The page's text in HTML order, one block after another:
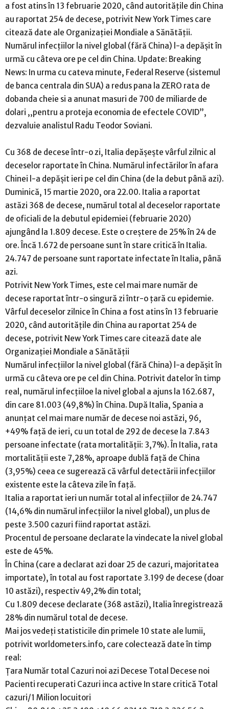
a fost atins în 13 februarie 2020, când autoritățile din China
au raportat 254 de decese, potrivit New York Times care
citează date ale Organizației Mondiale a Sănătății.
Numărul infecțiilor la nivel global (fără China) l-a depășit în
urmă cu câteva ore pe cel din China. Update: Breaking
News: In urma cu cateva minute, Federal Reserve (sistemul
de banca centrala din SUA) a redus pana la ZERO rata de
dobanda cheie si a anunat masuri de 700 de miliarde de
dolari ,,pentru a proteja economia de efectele COVID”,
dezvaluie analistul Radu Teodor Soviani.
Cu 368 de decese într-o zi, Italia depășește vârful zilnic al
deceselor raportate în China. Numărul infectărilor în afara
Chinei l-a depășit ieri pe cel din China (de la debut până azi).
Duminică, 15 martie 2020, ora 22.00. Italia a raportat
astăzi 368 de decese, numărul total al deceselor raportate
de oficiali de la debutul epidemiei (februarie 2020)
ajungând la 1.809 decese. Este o creștere de 25% în 24 de
ore. Încă 1.672 de persoane sunt în stare critică în Italia.
24.747 de persoane sunt raportate infectate în Italia, până
azi.
Potrivit New York Times, este cel mai mare număr de
decese raportat într-o singură zi într-o țară cu epidemie.
Vârful deceselor zilnice în China a fost atins în 13 februarie
2020, când autoritățile din China au raportat 254 de
decese, potrivit New York Times care citează date ale
Organizației Mondiale a Sănătății
Numărul infecțiilor la nivel global (fără China) l-a depășit în
urmă cu câteva ore pe cel din China. Potrivit datelor în timp
real, numărul infecțiiloe la nivel global a ajuns la 162.687,
din care 81.003 (49,8%) în China. După Italia, Spania a
anunțat cel mai mare număr de decese noi astăzi, 96,
+49% față de ieri, cu un total de 292 de decese la 7.843
persoane infectate (rata mortalității: 3,7%). În Italia, rata
mortalității este 7,28%, aproape dublă față de China
(3,95%) ceea ce sugerează că vârful detectării infecțiilor
existente este la câteva zile în față.
Italia a raportat ieri un număr total al infecțiilor de 24.747
(14,6% din numărul infecțiilor la nivel global), un plus de
peste 3.500 cazuri fiind raportat astăzi.
Procentul de persoane declarate la vindecate la nivel global
este de 45%.
În China (care a declarat azi doar 25 de cazuri, majoritatea
importate), în total au fost raportate 3.199 de decese (doar
10 astăzi), respectiv 49,2% din total;
Cu 1.809 decese declarate (368 astăzi), Italia înregistrează
28% din numărul total de decese.
Mai jos vedeți statisticile din primele 10 state ale lumii,
potrivit worldometers.info, care colectează date în timp
real:
Țara Număr total Cazuri noi azi Decese Total Decese noi
Pacienti recuperati Cazuri inca active In stare critică Total
cazuri/1 Milion locuitori